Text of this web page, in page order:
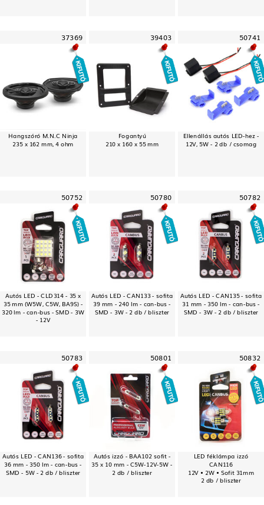
37369
Hangszóró M.N.C Ninja
235 x 162 mm, 4 ohm
39403
Fogantyú
210 x 160 x 55 mm
50741
Ellenállás autós LED-hez -
12V, 5W - 2 db / csomag
50752
Autós LED - CLD314 - 35 x
35 mm (W5W, C5W, BA9S) -
320 lm - can-bus - SMD - 3W
- 12V
50780
Autós LED - CAN133 - sofita
39 mm - 240 lm - can-bus -
SMD - 3W - 2 db / bliszter
50782
Autós LED - CAN135 - sofita
31 mm - 350 lm - can-bus -
SMD - 3W - 2 db / bliszter
50783
Autós LED - CAN136 - sofita
36 mm - 350 lm - can-bus -
SMD - 5W - 2 db / bliszter
50801
Autós izzó - BAA102 sofit -
35 x 10 mm - C5W-12V-5W -
2 db / bliszter
50832
LED féklámpa izzó
CAN116
12V • 2W • Sofit 31mm
2 db / bliszter